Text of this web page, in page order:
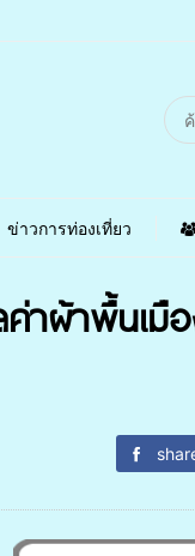
ข่าวการท่องเที่ยว
าผ้าพื้นเมื